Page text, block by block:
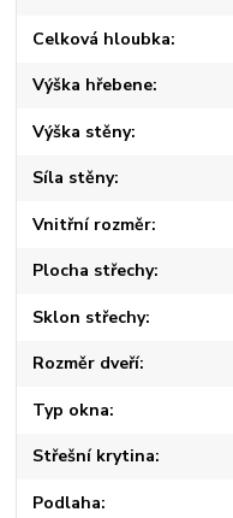
Celková hloubka
Výška hřebene
Výška stěny
Síla stěny
Vnitřní rozměr
Plocha střechy
Sklon střechy
Rozměr dveří
Typ okna
Střešní krytina
Podlaha